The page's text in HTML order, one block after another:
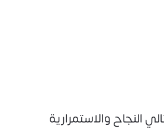
النجاح والاستمرارية